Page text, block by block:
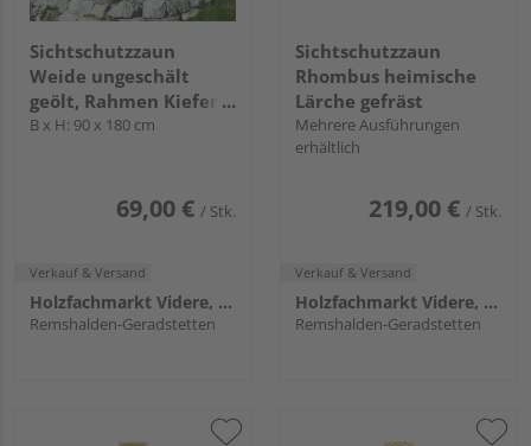
Sichtschutzzaun
Weide ungeschält
geölt, Rahmen Kiefer
lasiert, Querstäbe
B x H: 90 x 180 cm
69,00 € / Stk.
Verkauf & Versand
Holzfachmarkt Videre, Remshalden
Remshalden-Geradstetten
Sichtschutzzaun
Rhombus heimische
Lärche gefräst
Mehrere Ausführungen
erhältlich
219,00 € / Stk.
Verkauf & Versand
Holzfachmarkt Videre, Remshalden
Remshalden-Geradstetten